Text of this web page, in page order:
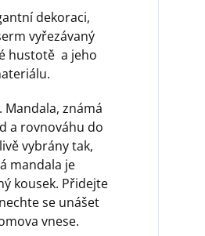
dekoraci,
vyřezávaný
hustotě a jeho
známá
a rovnováhu do
vybrány tak,
mandala je
kousek. Přidejte
se unášet
vnese.